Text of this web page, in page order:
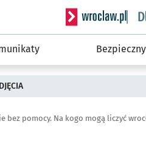
Serwis